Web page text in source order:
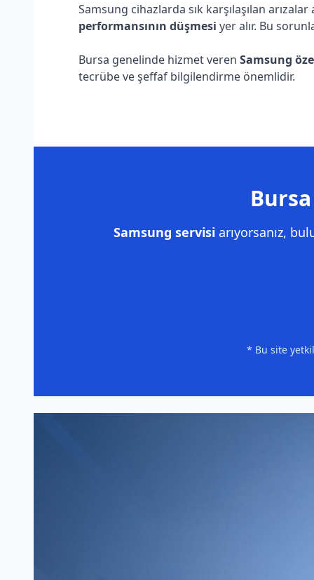
Samsung cihazlarda sık karşılaşılan arızalar
performansının düşmesi yer alır. Bu
Bursa genelinde hizmet veren Samsung
tecrübe ve şeffaf bilgilendirme önemlidir.
Samsung servisi arıyorsanız,
* Bu site